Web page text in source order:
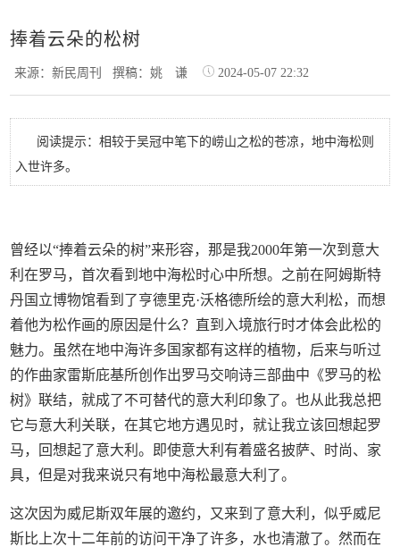
捧着云朵的松树
来源：新民周刊撰稿：姚 谦 2024-05-07 22:32
阅读提示：相较于吴冠中笔下的崂山之松的苍凉，地中海松则
入世许多。
曾经以“捧着云朵的树”来形容，那是我2000年第一次到意大
利在罗马，首次看到地中海松时心中所想。之前在阿姆斯特
丹国立博物馆看到了亨德里克·沃格德所绘的意大利松，而想
着他为松作画的原因是什么？直到入境旅行时才体会此松的
魅力。虽然在地中海许多国家都有这样的植物，后来与听过
的作曲家雷斯庇基所创作出罗马交响诗三部曲中《罗马的松
树》联结，就成了不可替代的意大利印象了。也从此我总把
它与意大利关联，在其它地方遇见时，就让我立该回想起罗
马，回想起了意大利。即使意大利有着盛名披萨、时尚、家
具，但是对我来说只有地中海松最意大利了。
这次因为威尼斯双年展的邀约，又来到了意大利，似乎威尼
斯比上次十二年前的访问干净了许多，水也清澈了。然而在